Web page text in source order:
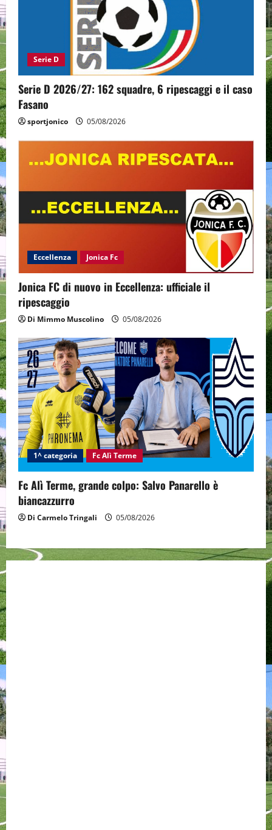
Serie D
Serie D 2026/27: 162 squadre, 6 ripescaggi e il caso
Fasano
sportjonico 05/08/2026
Eccellenza Jonica Fc
Jonica FC di nuovo in Eccellenza: ufficiale il
ripescaggio
Di Mimmo Muscolino 05/08/2026
1^ categoria Fc Alì Terme
Fc Alì Terme, grande colpo: Salvo Panarello è
biancazzurro
Di Carmelo Tringali 05/08/2026